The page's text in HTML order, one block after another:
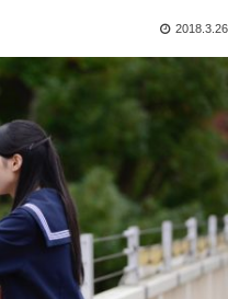
2018.3.26